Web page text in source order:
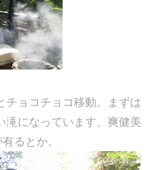
チョコチョコ移動。まずは
滝になっています、爽健美
るとか。